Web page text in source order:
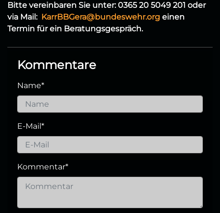
Bitte vereinbaren Sie unter: 0365 20 5049 201 oder
via Mail: KarrBBGera@bundeswehr.org einen
Termin für ein Beratungsgespräch.
Kommentare
Name*
E-Mail*
Kommentar*